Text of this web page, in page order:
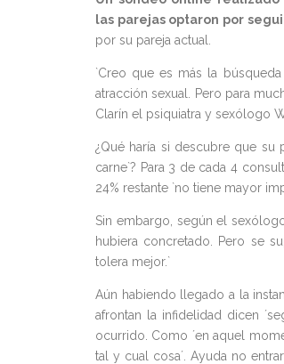
las parejas optaron por
por su pareja actual.
`Creo que es más la
atracción sexual. Pero para
Clarín el psiquiatra y sexólogo
¿Qué haría si descubre que
carne`? Para 3 de cada 4
24% restante `no tiene mayor
Sin embargo, según el
hubiera concretado. Pero se
tolera mejor.`
Aún habiendo llegado a la
afrontan la infidelidad dicen
ocurrido. Como ´en aquel
tal y cual cosa´. Ayuda no